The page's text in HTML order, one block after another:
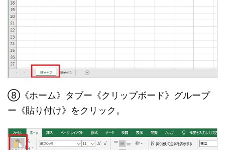
⑧《ホーム》タブー《クリップボード》グループ
ー《貼り付け》をクリック。